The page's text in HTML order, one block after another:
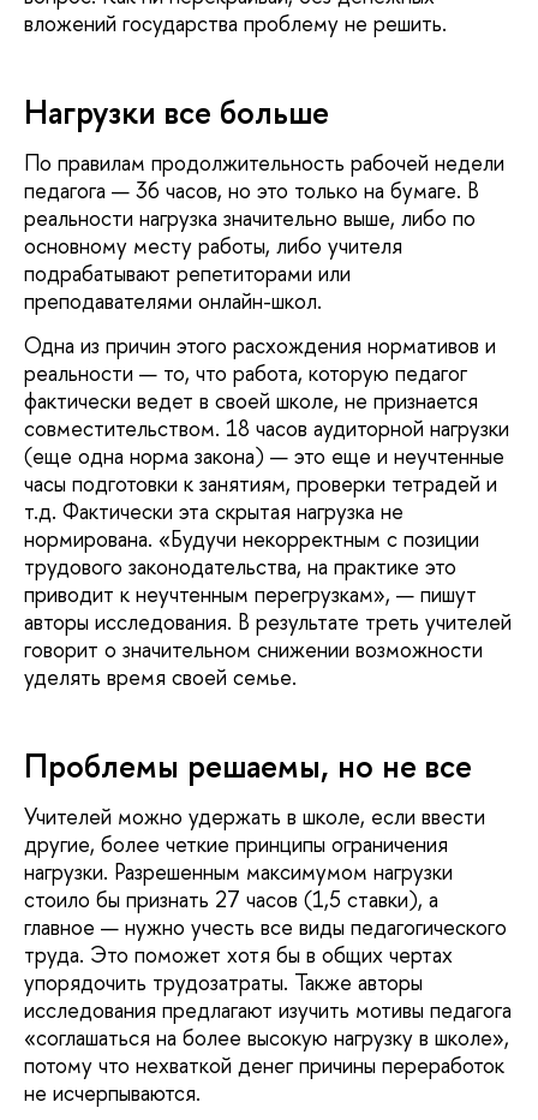
вложений государства проблему не решить.
Нагрузки все больше
По правилам продолжительность рабочей недели
педагога — 36 часов, но это только на бумаге. В
реальности нагрузка значительно выше, либо по
основному месту работы, либо учителя
подрабатывают репетиторами или
преподавателями онлайн-школ.
Одна из причин этого расхождения нормативов и
реальности — то, что работа, которую педагог
фактически ведет в своей школе, не признается
совместительством. 18 часов аудиторной нагрузки
(еще одна норма закона) — это еще и неучтенные
часы подготовки к занятиям, проверки тетрадей и
т.д. Фактически эта скрытая нагрузка не
нормирована. «Будучи некорректным с позиции
трудового законодательства, на практике это
приводит к неучтенным перегрузкам», — пишут
авторы исследования. В результате треть учителей
говорит о значительном снижении возможности
уделять время своей семье.
Проблемы решаемы, но не все
Учителей можно удержать в школе, если ввести
другие, более четкие принципы ограничения
нагрузки. Разрешенным максимумом нагрузки
стоило бы признать 27 часов (1,5 ставки), а
главное — нужно учесть все виды педагогического
труда. Это поможет хотя бы в общих чертах
упорядочить трудозатраты. Также авторы
исследования предлагают изучить мотивы педагога
«соглашаться на более высокую нагрузку в школе»,
потому что нехваткой денег причины переработок
не исчерпываются.